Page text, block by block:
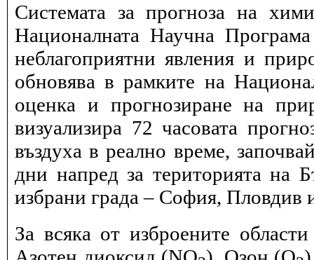
Системата за прогноза на
Националната Научна
неблагоприятни явления и
обновява в рамките на
оценка и прогнозиране на
визуализира 72 часовата
въздуха в реално време,
дни напред за територията на
избрани града – София, Пловдив
За всяка от изброените